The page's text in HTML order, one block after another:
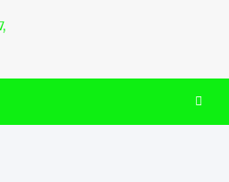
LIVRE 87.7, 106